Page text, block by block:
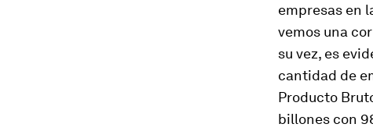
empresas en
vemos una
su vez, es
cantidad de
Producto
billones con